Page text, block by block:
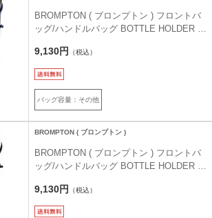
BROMPTON ( ブロンプトン ) フロントバ
ッグ/ハンドルバッグ BOTTLE HOLDER (
9,130円 （税込）
バッグ容量：その他
BROMPTON ( ブロンプトン )
BROMPTON ( ブロンプトン ) フロントバ
ッグ/ハンドルバッグ BOTTLE HOLDER (
9,130円 （税込）